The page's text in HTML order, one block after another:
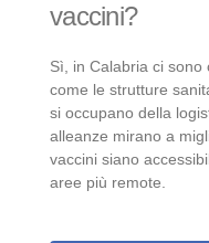
vaccini?
Sì, in Calabria ci sono
come le strutture
si occupano della
alleanze mirano a
vaccini siano
aree più remote.